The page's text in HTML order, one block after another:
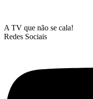
A TV que não se cala!
Redes Sociais